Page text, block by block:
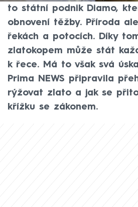
to státní podnik Diamo,
obnovení těžby. Příroda
řekách a potocích. Díky
zlatokopem může stát
k řece. Má to však svá
Prima NEWS připravila
rýžovat zlato a jak se
křížku se zákonem.